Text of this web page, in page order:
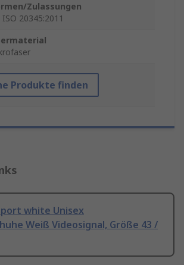
Zulassungen
ISO 20345:2011
Produkte finden
white Unisex
Weiß Videosignal, Größe 43 /